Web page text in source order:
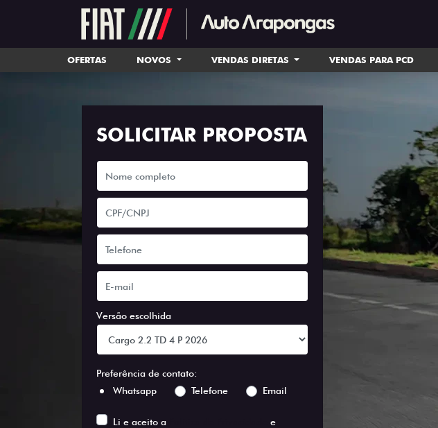
OFERTAS NOVOS VENDAS DIRETAS VENDAS PARA PCD
SOLICITAR PROPOSTA
Versão escolhida
Preferência de contato:
Whatsapp
Telefone Email
Li e aceito a
e